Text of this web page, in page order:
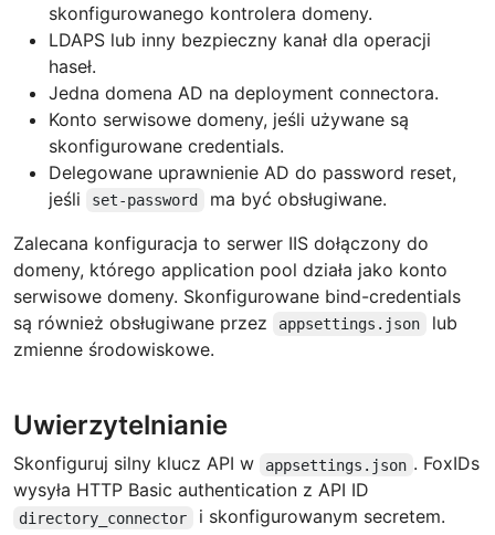
skonfigurowanego kontrolera domeny.
LDAPS lub inny bezpieczny kanał dla operacji
haseł.
Jedna domena AD na deployment connectora.
Konto serwisowe domeny, jeśli używane są
skonfigurowane credentials.
Delegowane uprawnienie AD do password reset,
jeśli
set-password
ma być obsługiwane.
Zalecana konfiguracja to serwer IIS dołączony do
domeny, którego application pool działa jako konto
serwisowe domeny. Skonfigurowane bind-credentials
są również obsługiwane przez
appsettings.json
lub
zmienne środowiskowe.
Uwierzytelnianie
Skonfiguruj silny klucz API w appsettings.json . FoxIDs
wysyła HTTP Basic authentication z API ID
directory_connector
i skonfigurowanym secretem.